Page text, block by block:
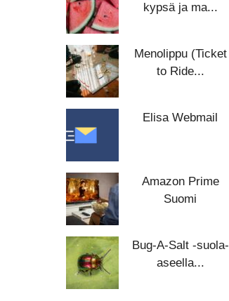
kypsä ja ma...
Menolippu (Ticket
to Ride...
Elisa Webmail
Amazon Prime
Suomi
Bug-A-Salt -suola-
aseella...